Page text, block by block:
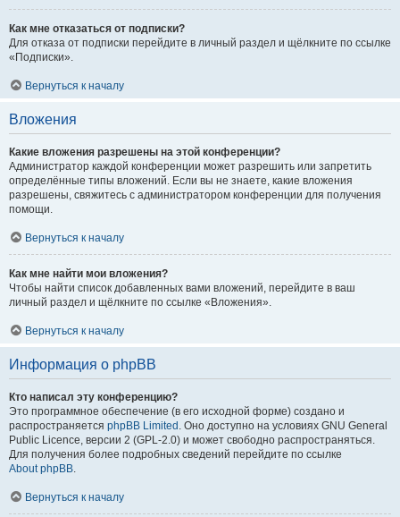
Как мне отказаться от подписки?
Для отказа от подписки перейдите в личный раздел и щёлкните по ссылке
«Подписки».
Вернуться к началу
Вложения
Какие вложения разрешены на этой конференции?
Администратор каждой конференции может разрешить или запретить
определённые типы вложений. Если вы не знаете, какие вложения
разрешены, свяжитесь с администратором конференции для получения
помощи.
Вернуться к началу
Как мне найти мои вложения?
Чтобы найти список добавленных вами вложений, перейдите в ваш
личный раздел и щёлкните по ссылке «Вложения».
Вернуться к началу
Информация о phpBB
Кто написал эту конференцию?
Это программное обеспечение (в его исходной форме) создано и
распространяется phpBB Limited . Оно доступно на условиях GNU General
Public Licence, версии 2 (GPL-2.0) и может свободно распространяться.
Для получения более подробных сведений перейдите по ссылке
About phpBB.
Вернуться к началу